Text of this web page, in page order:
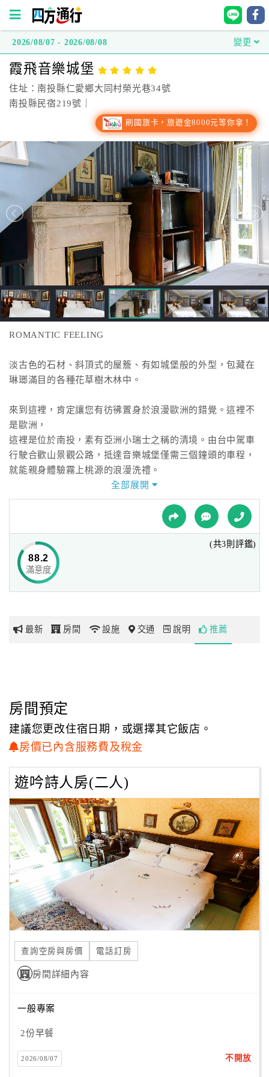
方
通
行
房
直
接
跟
飯
店
訂
HOT
色
民
宿
球
網
玩
地
圖
顧
務
顧
客
滿
意
度
訂
單
管
理
員
戶
2026/08/07 - 2026/08/08 變更
霞飛音樂城堡
住址：南投縣仁愛鄉大同村榮光巷34號
南投縣民宿219號｜
刷國旅卡，旅遊金8000元等你拿！
ROMANTIC FEELING
淡古色的石材、斜頂式的屋簷、有如城堡般的外型，包藏在
琳瑯滿目的各種花草樹木林中。
來到這裡，肯定讓您有彷彿置身於浪漫歐洲的錯覺。這裡不
是歐洲，
這裡是位於南投，素有亞洲小瑞士之稱的清境。由台中駕車
行駛合歡山景觀公路，抵達音樂城堡僅需三個鐘頭的車程，
就能親身體驗霧上桃源的浪漫洗禮。
適合有品味、尋求幽靜、喜歡冥想及喜愛自然的遊人，到此
感受充滿詩意的渡假饗宴！
EUROPEAN STYLE
為了打造這一座夢想城堡，羅介鴻夫婦遊走於歐洲各國，進
口各式頂級建材及傢飾
拉斯加柏木…到佛羅倫斯的古畫，音樂城堡匯集了世界各地
MUSIC COUNTRY
最能夠代表音樂城堡精神的，莫過於頂級音響設備，和三千
羅介鴻夫婦認為，當您沉浸在美輪美奐的自然清境與充滿人
文藝術的舒適客房中，如果再加上一流的音樂飄揚於耳際之
間，那無疑是人生最大的享受了！
也因此，音樂城堡不惜斥資千萬，在所有客房中均設置有來
自歐、美、日各國頂級的音響設備，同時也特別精選超過
3000片的世界經典音樂CD供房客聆賞，引領遊人的心靈進
入更深層的休憩境界。
全部展開
88.2
滿意度
(共3則評鑑)
最新 房間 設施 交通 說明 推薦
房間預定
建議您更改住宿日期，或選擇其它飯店。
房價已內含服務費及稅金
遊吟詩人房(二人)
查詢空房與房價 電話訂房
房間詳細內容
一般專案
2份早餐
2026/08/07 不開放